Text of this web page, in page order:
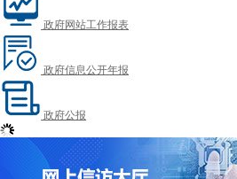
政府网站工作报表
政府信息公开年报
政府公报